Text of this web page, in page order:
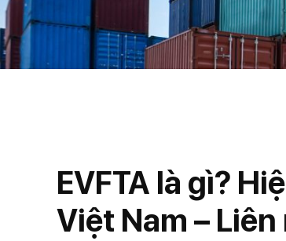
EVFTA là gì?
Việt Nam –